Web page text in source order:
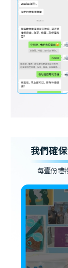
我們確
每壹份禮